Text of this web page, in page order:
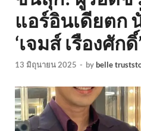
แอร์อินเดียตก
‘เจมส์ เรืองศักดิ์’
13 มิถุนายน 2025 - bybelle